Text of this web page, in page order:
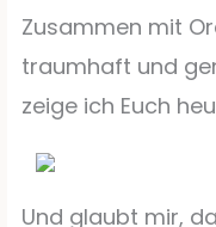
Zusammen mit
traumhaft und
zeige ich Euch
Und glaubt mir,